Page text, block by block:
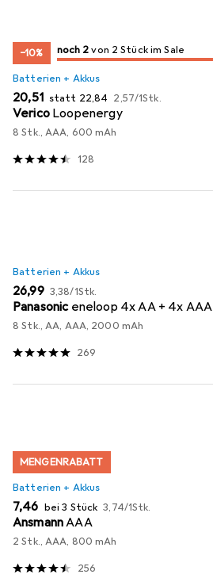
−10% 2/ 2
2/ 2 im Sale
noch 2 von 2 Stück im Sale
Batterien + Akkus
EUR
20,51 statt EUR
22,84 EUR
2,57/1Stk.
Verico Loopenergy
8 Stk., AAA, 600 mAh
128
Batterien + Akkus
EUR
26,99 EUR
3,38/1Stk.
Panasonic eneloop 4x AA + 4x AAA
8 Stk., AA, AAA, 2000 mAh
269
MENGENRABATT
Batterien + Akkus
EUR
7,46 bei 3 Stück EUR
3,74/1Stk.
AnsmannAAA
2 Stk., AAA, 800 mAh
256